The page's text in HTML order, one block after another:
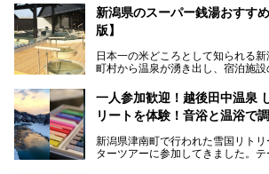
た全域にわたって月岡、赤倉、松之
など、古くは文豪にも愛された歴史
とで知られています。
めに訪れたい、新潟県内にあるスキ
めました。
新潟県のスーパー銭湯おすす
版】
日本一の米どころとして知られる
町村から温泉が湧き出し、宿泊施設
温泉が利用ができる宿泊施設も多
サービスを提供する施設がいろい
観光やレジャーに温泉を組み合わ
します。
一人参加歓迎！越後田中温泉
リートを体験！音浴と温浴で
新潟県津南町で行われた雪国リト
ターツアーに参加してきました。テ